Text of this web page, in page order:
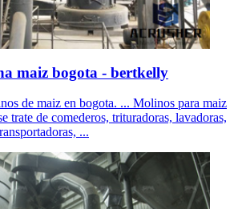
maiz bogota - bertkelly
de maiz en bogota. ... Molinos para maiz
trate de comederos, trituradoras, lavadoras,
...